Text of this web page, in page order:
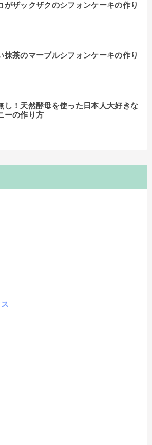
がザックザクのシフォンケーキの作り
抹茶のマーブルシフォンケーキの作り
し！天然酵母を使った日本人大好きな
ーの作り方